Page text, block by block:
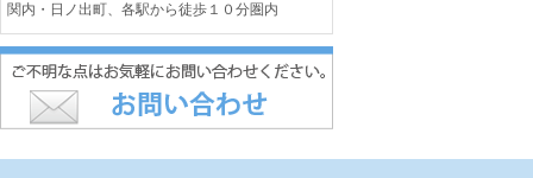
関内・日ノ出町、各駅から徒歩１０分圏内